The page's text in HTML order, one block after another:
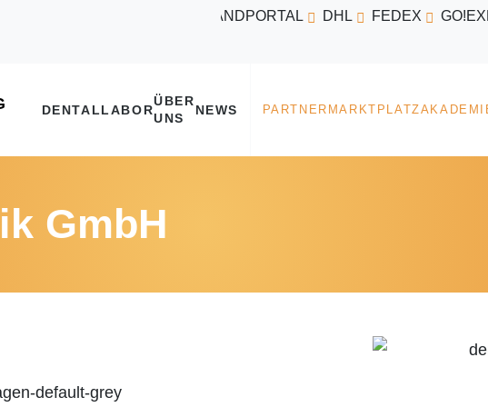
VERSANDPORTAL DHL FEDEX
GmbH